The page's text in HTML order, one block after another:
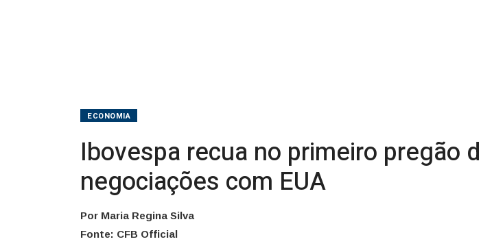
ECONOMIA
Ibovespa recua no primeiro pregão
negociações com EUA
Por Maria Regina Silva
Fonte: CFB Official